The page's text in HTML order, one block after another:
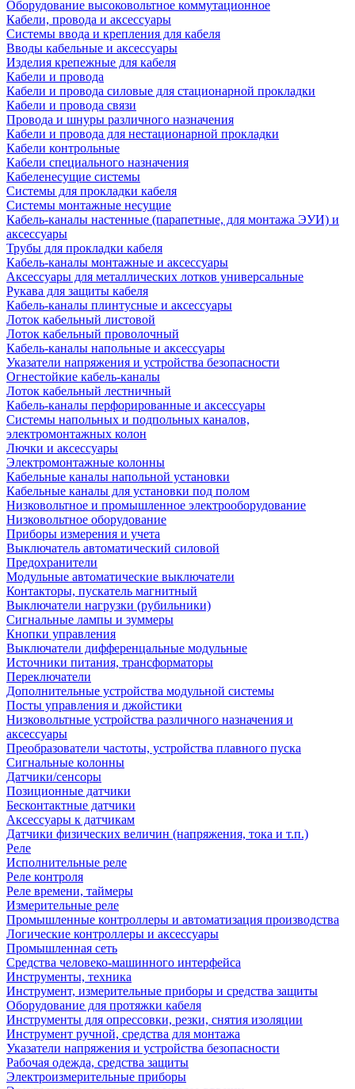
Оборудование высоковольтное коммутационное
Кабели, провода и аксессуары
Системы ввода и крепления для кабеля
Вводы кабельные и аксессуары
Изделия крепежные для кабеля
Кабели и провода
Кабели и провода силовые для стационарной прокладки
Кабели и провода связи
Провода и шнуры различного назначения
Кабели и провода для нестационарной прокладки
Кабели контрольные
Кабели специального назначения
Кабеленесущие системы
Системы для прокладки кабеля
Системы монтажные несущие
Кабель-каналы настенные (парапетные, для монтажа ЭУИ) и
аксессуары
Трубы для прокладки кабеля
Кабель-каналы монтажные и аксессуары
Аксессуары для металлических лотков универсальные
Рукава для защиты кабеля
Кабель-каналы плинтусные и аксессуары
Лоток кабельный листовой
Лоток кабельный проволочный
Кабель-каналы напольные и аксессуары
Указатели напряжения и устройства безопасности
Огнестойкие кабель-каналы
Лоток кабельный лестничный
Кабель-каналы перфорированные и аксессуары
Системы напольных и подпольных каналов,
электромонтажных колон
Лючки и аксессуары
Электромонтажные колонны
Кабельные каналы напольной установки
Кабельные каналы для установки под полом
Низковольтное и промышленное электрооборудование
Низковольтное оборудование
Приборы измерения и учета
Выключатель автоматический силовой
Предохранители
Модульные автоматические выключатели
Контакторы, пускатель магнитный
Выключатели нагрузки (рубильники)
Сигнальные лампы и зуммеры
Кнопки управления
Выключатели дифференцальные модульные
Источники питания, трансформаторы
Переключатели
Дополнительные устройства модульной системы
Посты управления и джойстики
Низковольтные устройства различного назначения и
аксессуары
Преобразователи частоты, устройства плавного пуска
Сигнальные колонны
Датчики/сенсоры
Позиционные датчики
Бесконтактные датчики
Аксессуары к датчикам
Датчики физических величин (напряжения, тока и т.п.)
Реле
Исполнительные реле
Реле контроля
Реле времени, таймеры
Измерительные реле
Промышленные контроллеры и автоматизация производства
Логические контроллеры и аксессуары
Промышленная сеть
Средства человеко-машинного интерфейса
Инструменты, техника
Инструмент, измерительные приборы и средства защиты
Оборудование для протяжки кабеля
Инструменты для опрессовки, резки, снятия изоляции
Инструмент ручной, средства для монтажа
Указатели напряжения и устройства безопасности
Рабочая одежда, средства защиты
Электроизмерительные приборы